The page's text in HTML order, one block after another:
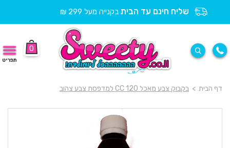
שליח חינם עד הבית בקנייה מעל 299 ₪
0
תפריט
דף הבית > בקבוק צבע מאכל 120 CC למדפסת צבע צהוב